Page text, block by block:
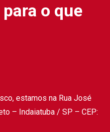
o que
estamos na Rua José
– Indaiatuba / SP – CEP: